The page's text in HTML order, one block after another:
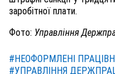
заробітної плати.
Фото: Управління
#НЕОФОРМЛЕНІ
#УПРАВЛІННЯ